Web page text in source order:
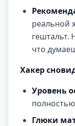
реальной
гештальт.
что
Хакер
Уровень
Глюки